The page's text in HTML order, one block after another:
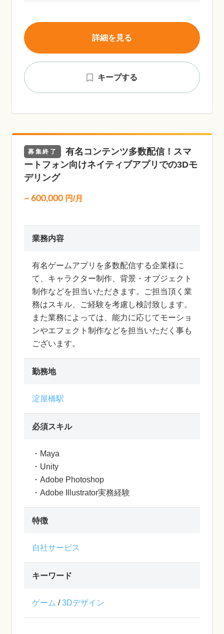
キープする
詳細を見る
募集終了
有名コンテンツ多数配信！スマ
ートフォン向けネイティブアプリでの3Dモ
デリング
~ 600,000 円/月
業務内容
有名ゲームアプリを多数配信する企業様に
て、キャラクター制作、背景・オブジェクト
制作などを担当いただきます。ご担当頂く業
務はスキル、ご経験を考慮し検討致します。
また業務によっては、能力に応じてモーショ
ンやエフェクト制作などを担当いただく事も
ございます。
勤務地
淀屋橋駅
必須スキル
・Maya
・Unity
・Adobe Photoshop
・Adobe Illustrator実務経験
特徴
自社サービス
キーワード
ゲーム /3Dデザイン